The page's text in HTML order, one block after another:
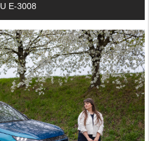
E-3008